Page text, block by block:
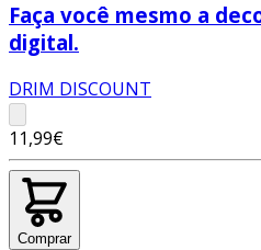
Faça você mesmo a
digital.
DRIM DISCOUNT
11,99€
Comprar